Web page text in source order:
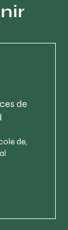
de
de,